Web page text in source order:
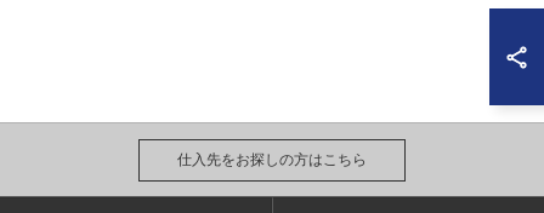
仕入先をお探しの方はこちら